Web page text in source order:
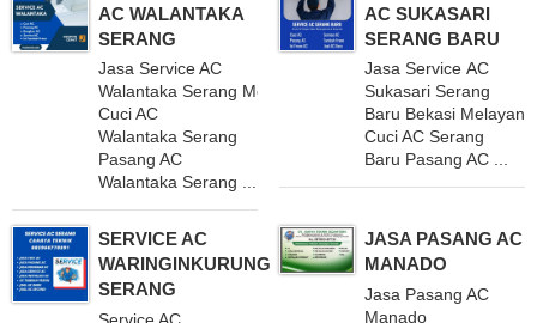
AC WALANTAKA
SERANG
Jasa Service AC
Walantaka Serang Melayani
Cuci AC
Walantaka Serang
Pasang AC
Walantaka Serang ...
AC SUKASARI
SERANG BARU
Jasa Service AC
Sukasari Serang
Baru Bekasi Melayani
Cuci AC Serang
Baru Pasang AC ...
SERVICE AC
WARINGINKURUNG
SERANG
Service AC
JASA PASANG AC
MANADO
Jasa Pasang AC
Manado